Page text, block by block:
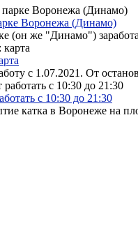
Воронежа (Динамо)
(он же "Динамо")
с 1.07.2021. От
с 10:30 до 21:30
катка в Воронеже на